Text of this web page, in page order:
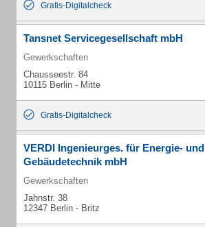
Gratis-Digitalcheck
Tansnet Servicegesellschaft mbH
Gewerkschaften
Chausseestr. 84
10115 Berlin - Mitte
Gratis-Digitalcheck
VERDI Ingenieurges. für Energie- und
Gebäudetechnik mbH
Gewerkschaften
Jahnstr. 38
12347 Berlin - Britz